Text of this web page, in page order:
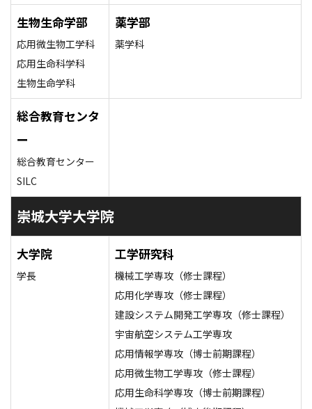
生物生命学部
応用微生物工学科
応用生命科学科
生物生命学科
薬学部
薬学科
総合教育センタ
ー
総合教育センター
SILC
崇城大学大学院
大学院
学長
工学研究科
機械工学専攻（修士課程）
応用化学専攻（修士課程）
建設システム開発工学専攻（修士課程）
宇宙航空システム工学専攻
応用情報学専攻（博士前期課程）
応用微生物工学専攻（修士課程）
応用生命科学専攻（博士前期課程）